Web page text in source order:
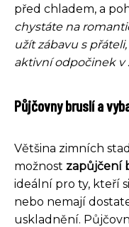
před chladem, a
chystáte na
užít zábavu s
aktivní odpočinek
Půjčovny bruslí a
Většina zimních
možnost zapůjčení
ideální pro ty, kteří
nebo nemají
uskladnění.